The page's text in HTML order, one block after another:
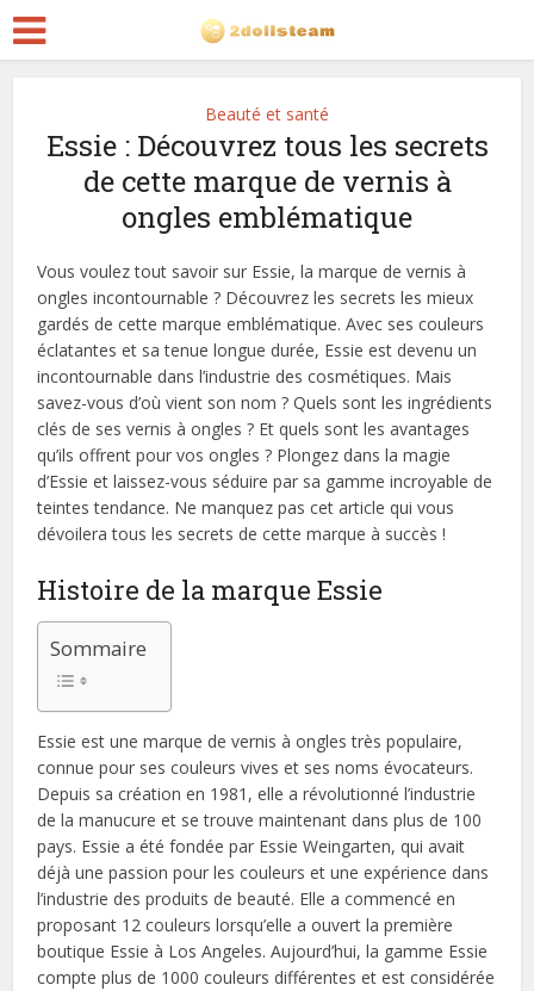
Beauté et santé
Essie : Découvrez tous les secrets
de cette marque de vernis à
ongles emblématique
Vous voulez tout savoir sur Essie, la marque de vernis à
ongles incontournable ? Découvrez les secrets les mieux
gardés de cette marque emblématique. Avec ses couleurs
éclatantes et sa tenue longue durée, Essie est devenu un
incontournable dans l’industrie des cosmétiques. Mais
savez-vous d’où vient son nom ? Quels sont les ingrédients
clés de ses vernis à ongles ? Et quels sont les avantages
qu’ils offrent pour vos ongles ? Plongez dans la magie
d’Essie et laissez-vous séduire par sa gamme incroyable de
teintes tendance. Ne manquez pas cet article qui vous
dévoilera tous les secrets de cette marque à succès !
Histoire de la marque Essie
Sommaire
Essie est une marque de vernis à ongles très populaire,
connue pour ses couleurs vives et ses noms évocateurs.
Depuis sa création en 1981, elle a révolutionné l’industrie
de la manucure et se trouve maintenant dans plus de 100
pays. Essie a été fondée par Essie Weingarten, qui avait
déjà une passion pour les couleurs et une expérience dans
l’industrie des produits de beauté. Elle a commencé en
proposant 12 couleurs lorsqu’elle a ouvert la première
boutique Essie à Los Angeles. Aujourd’hui, la gamme Essie
compte plus de 1000 couleurs différentes et est considérée